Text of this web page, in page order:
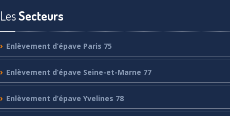
LesSecteurs
Enlèvement d’épave Paris 75
Enlèvement d’épave Seine-et-Marne 77
Enlèvement d’épave Yvelines 78